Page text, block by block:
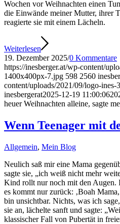
Wochen vor Weihnachten einen
die Einwände meiner Mutter, ihrer
reagierte sie mit einem Lächeln.
Weiterlesen
19. Dezember 2025/0 Kommentare
https://inesberger.at/wp-content/
1400x400px-7.jpg 598 2560
content/uploads/2021/09/logo-ines-
inesbergerat2025-12-19 11:00:06
heuer Weihnachten alleine, sagte
Wenn Teenager mit
Allgemein, Mein Blog
Neulich saß mir eine Mama
sagte sie, „ich weiß nicht mehr
Kind rollt nur noch mit den Augen.
es kommt nur zurück: ‚Boah
bin unsichtbar. Nichts, was ich
sie an, lächelte sanft und sagte:
klassischer Fall von Pubertät in